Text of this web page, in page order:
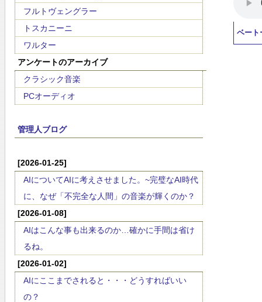
フルトヴェングラー
トスカニーニ
ワルター
アンケートのアーカイブ
クラシック音楽
PCオーディオ
管理人ブログ
[2026-01-25]
AIについてAIに考えさせました。~完璧なAI時代
に、なぜ「不完全な人間」の音楽が輝くのか？
[2026-01-08]
AIはこんな事も出来るのか…確かに手間は省け
るね。
[2026-01-02]
AIにここまでされると・・・どうすればいい
の？
ベート